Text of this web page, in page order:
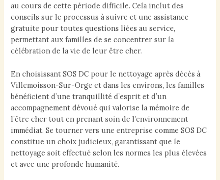
au cours de cette période difficile. Cela inclut des
conseils sur le processus à suivre et une assistance
gratuite pour toutes questions liées au service,
permettant aux familles de se concentrer sur la
célébration de la vie de leur être cher.
En choisissant SOS DC pour le nettoyage après décès à
Villemoisson-Sur-Orge et dans les environs, les familles
bénéficient d’une tranquillité d’esprit et d’un
accompagnement dévoué qui valorise la mémoire de
l’être cher tout en prenant soin de l’environnement
immédiat. Se tourner vers une entreprise comme SOS DC
constitue un choix judicieux, garantissant que le
nettoyage soit effectué selon les normes les plus élevées
et avec une profonde humanité.